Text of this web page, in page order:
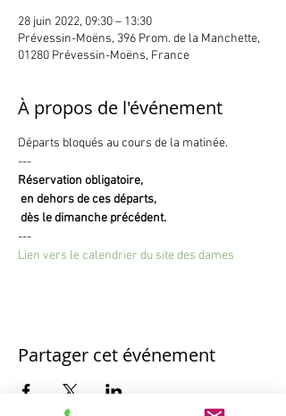
28 juin 2022, 09:30 – 13:30
Prévessin-Moëns, 396 Prom. de la Manchette,
01280 Prévessin-Moëns, France
À propos de l'événement
Départs bloqués au cours de la matinée.
---
Réservation obligatoire,
dès le dimanche précédent.
---
Lien vers le calendrier du site des dames
Partager cet événement